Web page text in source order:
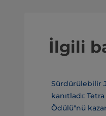
İlgili
Sürdürülebilir
kanıtladı:
Ödülü"nü